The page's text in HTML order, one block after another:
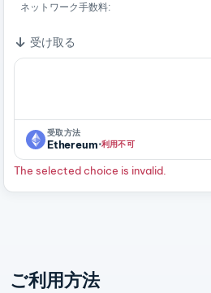
ネットワーク手数料:
受け取る
受取方法
Ethereum·利用不可
The selected choice is invalid.
ご利用方法